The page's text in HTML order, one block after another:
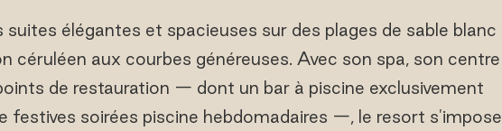
suites élégantes et spacieuses sur des plages de sable blanc
céruléen aux courbes généreuses. Avec son spa, son centre
de restauration — dont un bar à piscine exclusivement
festives soirées piscine hebdomadaires —, le resort s'impose